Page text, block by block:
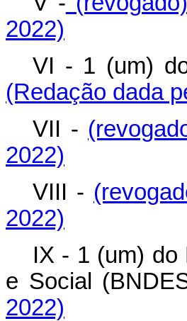
2022)
VI - 1 (um)
(Redação dada
VII -
2022)
VIII -
2022)
IX - 1 (um) do
e Social
2022)